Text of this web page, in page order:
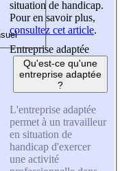
situation de handicap.
Pour en savoir plus,
consultez cet article.
Entreprise adaptée
Qu'est-ce qu'une
entreprise adaptée
?
L'entreprise adaptée
permet à un travailleur
en situation de
handicap d'exercer
une activité